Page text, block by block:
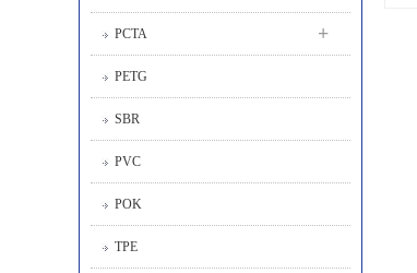
PCTA +
PETG
SBR
PVC
POK
TPE